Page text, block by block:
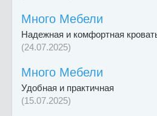
Много Мебели
Надежная и комфортная
(24.07.2025)
Много Мебели
Удобная и практичная
(15.07.2025)